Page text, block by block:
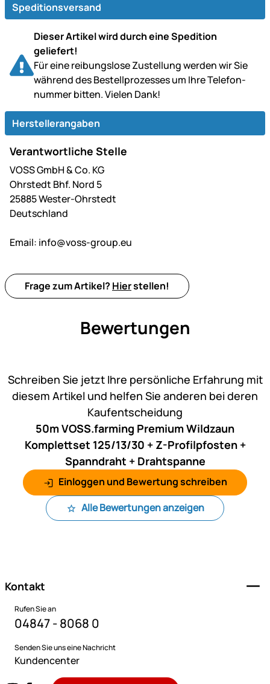
Speditionsversand
Dieser Artikel wird durch eine Spedition
geliefert!
Für eine reibungslose Zustellung werden wir Sie
während des Bestell­prozesses um Ihre Telefon­
nummer bitten. Vielen Dank!
Herstellerangaben
Verantwortliche Stelle
VOSS GmbH & Co. KG
Ohrstedt Bhf. Nord 5
25885 Wester-Ohrstedt
Deutschland
Email: info@voss-group.eu
Frage zum Artikel? Hierstellen!
Bewertungen
Schreiben Sie jetzt Ihre persönliche Erfahrung mit
diesem Artikel und helfen Sie anderen bei deren
Kaufentscheidung
50m VOSS.farming Premium Wildzaun
Komplettset 125/13/30 + Z-Profilpfosten +
Spanndraht + Drahtspanne
Einloggen und Bewertung schreiben
Alle Bewertungen anzeigen
Kontakt
Rufen Sie an
04847 - 8068 0
Senden Sie uns eine Nachricht
Kundencenter